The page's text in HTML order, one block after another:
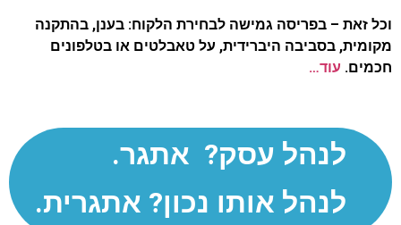
וכל זאת – בפריסה גמישה לבחירת הלקוח: בענן, בהתקנה
מקומית, בסביבה היברידית, על טאבלטים או בטלפונים
חכמים. עוד…
לנהל עסק? אתגר.
לנהל אותו נכון? אתגרית.